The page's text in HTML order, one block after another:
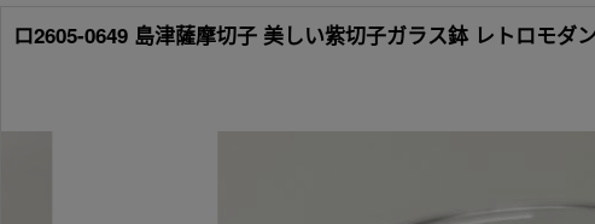
ロ2605-0649 島津薩摩切子 美しい紫切子ガラス鉢 レトロモ